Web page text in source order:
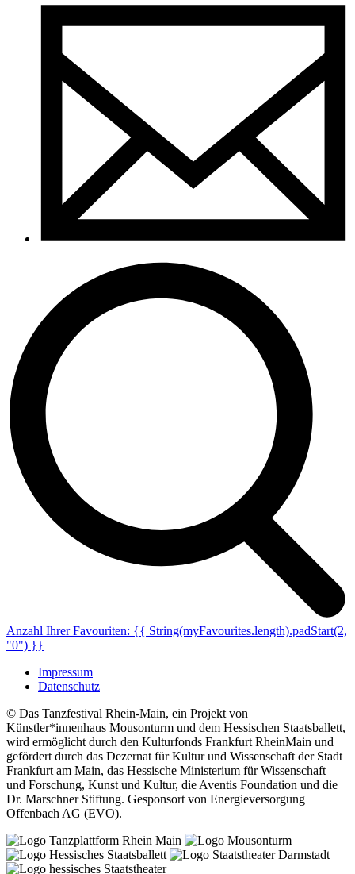
Anzahl Ihrer Favouriten: {{ String(myFavourites.length).padStart(2,
"0") }}
Impressum
Datenschutz
© Das Tanzfestival Rhein-Main, ein Projekt von
Künstler*innenhaus Mousonturm und dem Hessischen Staatsballett,
wird ermöglicht durch den Kulturfonds Frankfurt RheinMain und
gefördert durch das Dezernat für Kultur und Wissenschaft der Stadt
Frankfurt am Main, das Hessische Ministerium für Wissenschaft
und Forschung, Kunst und Kultur, die Aventis Foundation und die
Dr. Marschner Stiftung. Gesponsort von Energieversorgung
Offenbach AG (EVO).